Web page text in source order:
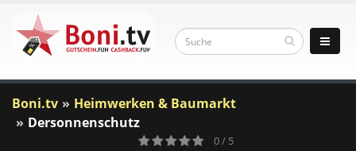
Boni.tv
Heimwerken & Baumarkt
Dersonnenschutz
0 / 5